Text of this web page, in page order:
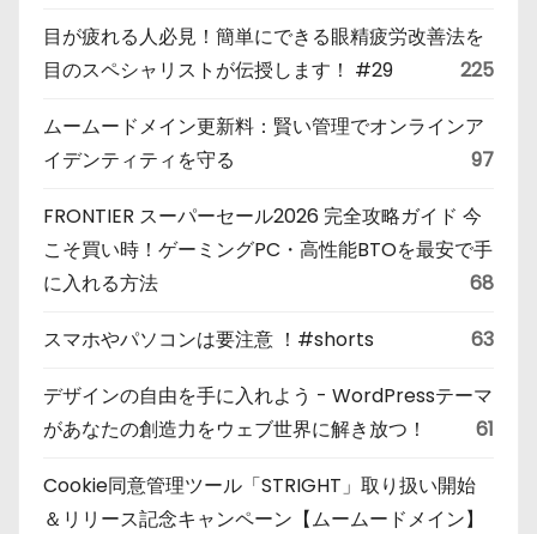
目が疲れる人必見！簡単にできる眼精疲労改善法を
目のスペシャリストが伝授します！ #29
225
ムームードメイン更新料：賢い管理でオンラインア
イデンティティを守る
97
FRONTIER スーパーセール2026 完全攻略ガイド 今
こそ買い時！ゲーミングPC・高性能BTOを最安で手
に入れる方法
68
スマホやパソコンは要注意 ！#shorts 63
デザインの自由を手に入れよう - WordPressテーマ
があなたの創造力をウェブ世界に解き放つ！
61
Cookie同意管理ツール「STRIGHT」取り扱い開始
＆リリース記念キャンペーン【ムームードメイン】